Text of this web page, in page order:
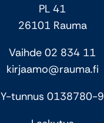
PL 41
26101 Rauma
Vaihde 02 834 11
kirjaamo@rauma.fi
Y-tunnus 0138780-9